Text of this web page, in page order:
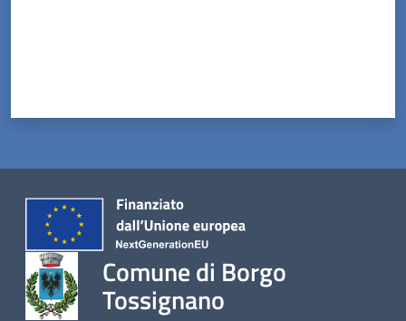
Comune di Borgo
Tossignano